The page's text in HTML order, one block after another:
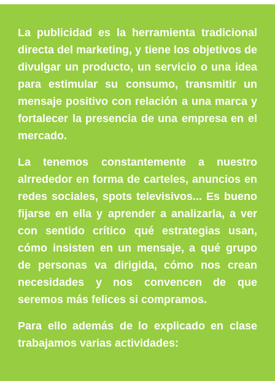
La publicidad es la herramienta tradicional
directa del marketing, y tiene los objetivos de
divulgar un producto, un servicio o una idea
para estimular su consumo, transmitir un
mensaje positivo con relación a una marca y
fortalecer la presencia de una empresa en el
mercado.
La tenemos constantemente a nuestro
alrrededor en forma de carteles, anuncios en
redes sociales, spots televisivos... Es bueno
fijarse en ella y aprender a analizarla, a ver
con sentido crítico qué estrategias usan,
cómo insisten en un mensaje, a qué grupo
de personas va dirigida, cómo nos crean
necesidades y nos convencende que
seremos más felices si compramos.
Para ello además de lo explicado en clase
trabajamos varias actividades: